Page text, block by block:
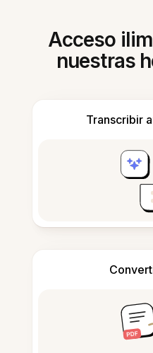
Acceso
nuestras
Transcribir